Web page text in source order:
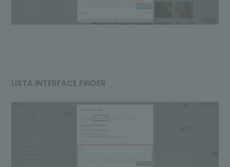
LISTA INTERFACE FINDER